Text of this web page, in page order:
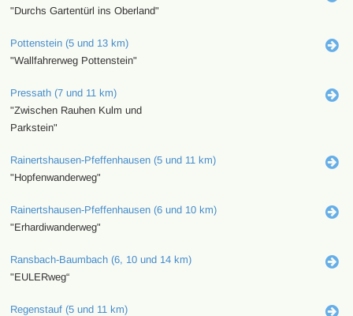
"Durchs Gartentürl ins Oberland"
Pottenstein (5 und 13 km)
"Wallfahrerweg Pottenstein"
Pressath (7 und 11 km)
"Zwischen Rauhen Kulm und
Parkstein"
Rainertshausen-Pfeffenhausen (5 und 11 km)
"Hopfenwanderweg"
Rainertshausen-Pfeffenhausen (6 und 10 km)
"Erhardiwanderweg"
Ransbach-Baumbach (6, 10 und 14 km)
"EULERweg“
Regenstauf (5 und 11 km)